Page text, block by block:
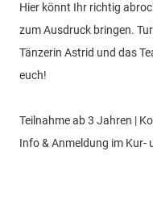
Hier könnt Ihr richtig
zum Ausdruck bringen.
Tänzerin Astrid und das
euch!
Teilnahme ab 3 Jahren |
Info & Anmeldung im